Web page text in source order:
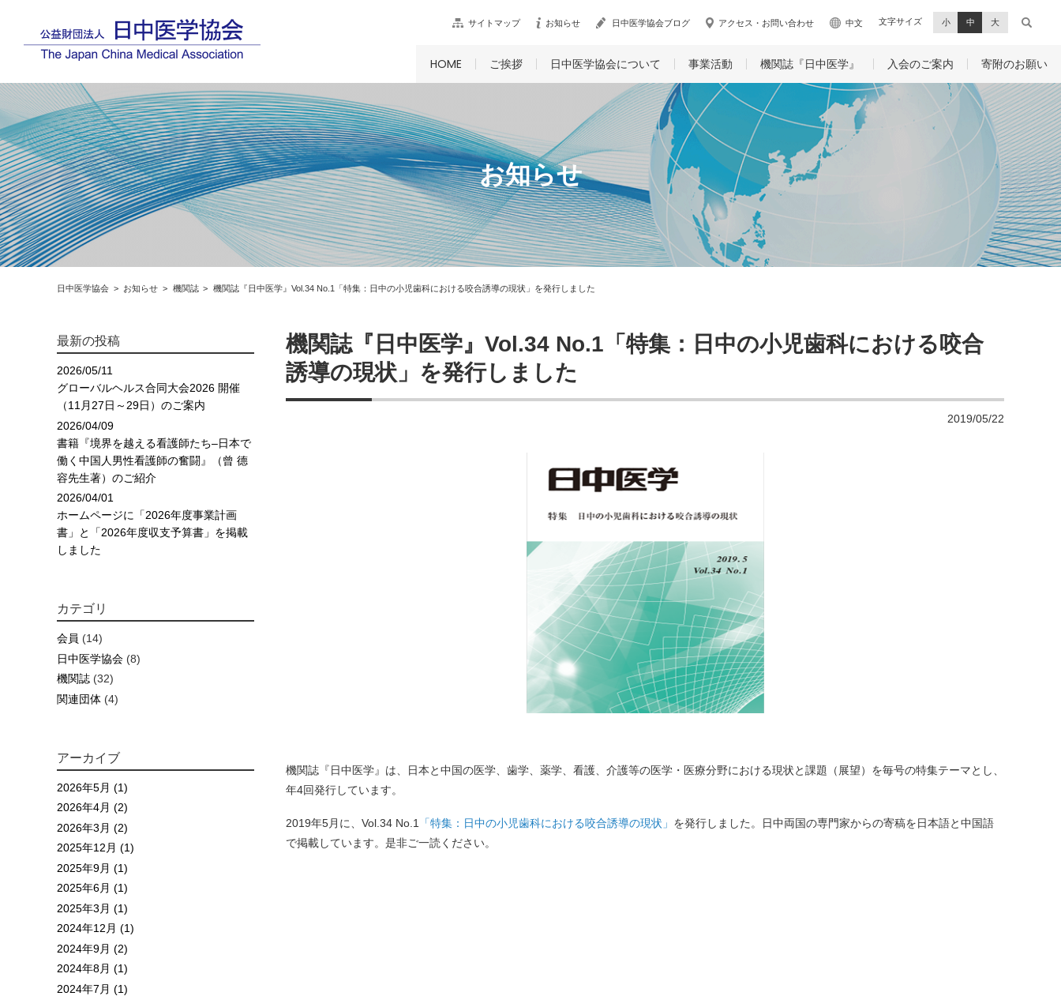
サイトマップ お知らせ 日中医学協会ブログ アクセス・お問い合わせ 中文 文字サイズ 小 中 大
HOME ご挨拶 日中医学協会について 事業活動 機関誌『日中医学』 入会のご案内 寄附のお願い
お知らせ
日中医学協会 お知らせ 機関誌 機関誌『日中医学』Vol.34 No.1「特集：日中の小児歯科における咬合誘導の現状」を発行しました
機関誌『日中医学』Vol.34 No.1「特集：日中の小児歯科における咬合
誘導の現状」を発行しました
2019/05/22
機関誌『日中医学』は、日本と中国の医学、歯学、薬学、看護、介護等の医学・医療分野における現状と課題（展望）を毎号の特集テーマとし、
年4回発行しています。
2019年5月に、Vol.34 No.1 「特集：日中の小児歯科における咬合誘導の現状」 を発行しました。日中両国の専門家からの寄稿を日本語と中国語
で掲載しています。是非ご一読ください。
最新の投稿
2026/05/11
グローバルヘルス合同大会2026 開催
（11月27日～29日）のご案内
2026/04/09
書籍『境界を越える看護師たち–日本で
働く中国人男性看護師の奮闘』（曾 德
容先生著）のご紹介
2026/04/01
ホームページに「2026年度事業計画
書」と「2026年度収支予算書」を掲載
しました
カテゴリ
会員 (14)
日中医学協会 (8)
機関誌 (32)
関連団体 (4)
アーカイブ
2026年5月 (1)
2026年4月 (2)
2026年3月 (2)
2025年12月 (1)
2025年9月 (1)
2025年6月 (1)
2025年3月 (1)
2024年12月 (1)
2024年9月 (2)
2024年8月 (1)
2024年7月 (1)